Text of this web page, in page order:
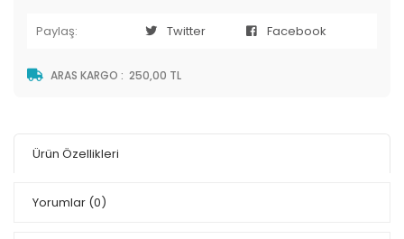
Paylaş: Twitter Facebook
ARAS KARGO : 250,00 TL
Ürün Özellikleri
Yorumlar (0)